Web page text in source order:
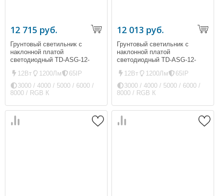
12 715 руб.
Грунтовый светильник с
наклонной платой
светодиодный TD-ASG-12-
12Вт
1200Лм
65IP
3000 / 4000 / 5000 / 6000 /
8000 / RGB К
12 013 руб.
Грунтовый светильник с
наклонной платой
светодиодный TD-ASG-12-
12Вт
1200Лм
65IP
3000 / 4000 / 5000 / 6000 /
8000 / RGB К